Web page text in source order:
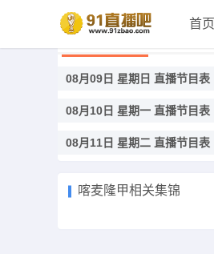
首页
喀麦隆甲直播
08月09日 星期日 直播节目表
08月10日 星期一 直播节目表
08月11日 星期二 直播节目表
喀麦隆甲相关集锦